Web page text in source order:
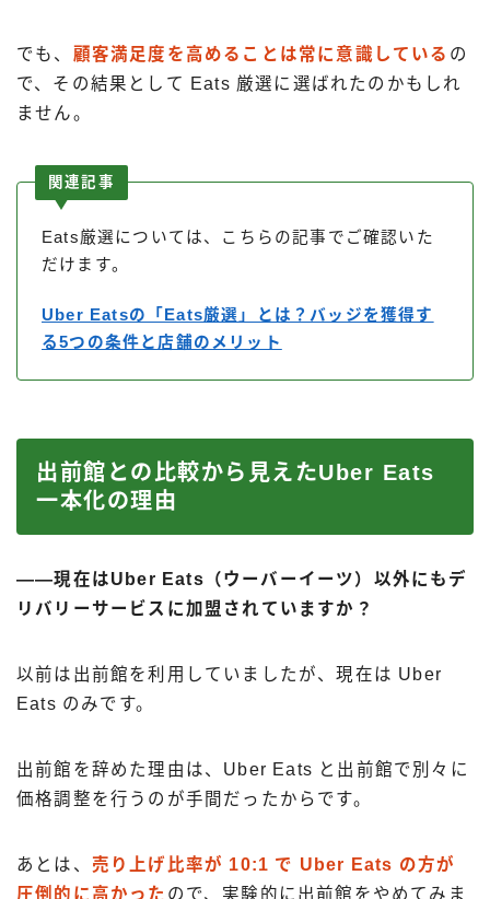
でも、 顧客満足度を高めることは常に意識している の
で、その結果として Eats 厳選に選ばれたのかもしれ
ません。
関連記事
Eats厳選については、こちらの記事でご確認いた
だけます。
Uber Eatsの「Eats厳選」とは？バッジを獲得す
る5つの条件と店舗のメリット
出前館との比較から見えたUber Eats
一本化の理由
――現在はUber Eats（ウーバーイーツ）以外にもデ
リバリーサービスに加盟されていますか？
以前は出前館を利用していましたが、現在は Uber
Eats のみです。
出前館を辞めた理由は、Uber Eats と出前館で別々に
価格調整を行うのが手間だったからです。
あとは、 売り上げ比率が 10:1 で Uber Eats の方が
圧倒的に高かった ので、実験的に出前館をやめてみま